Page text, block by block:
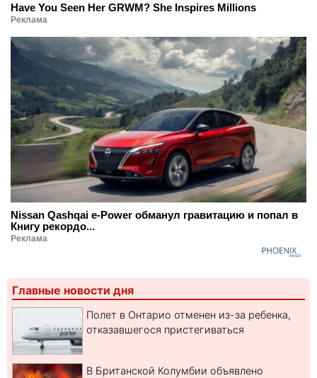
Have You Seen Her GRWM? She Inspires Millions
Реклама
Nissan Qashqai e-Power обманул гравитацию и попал в
Книгу рекордо...
Реклама
Главные новости дня
Полет в Онтарио отменен из-за ребенка,
отказавшегося пристегиваться
В Британской Колумбии объявлено